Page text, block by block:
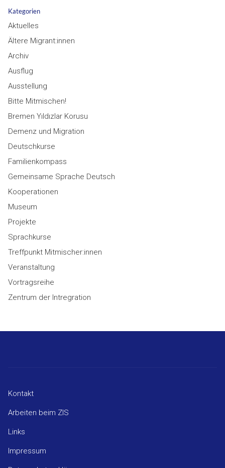
Kategorien
Aktuelles
Ältere Migrant:innen
Archiv
Ausflug
Ausstellung
Bitte Mitmischen!
Bremen Yıldızlar Korusu
Demenz und Migration
Deutschkurse
Familienkompass
Gemeinsame Sprache Deutsch
Kooperationen
Museum
Projekte
Sprachkurse
Treffpunkt Mitmischer:innen
Veranstaltung
Vortragsreihe
Zentrum der Intregration
Kontakt
Arbeiten beim ZIS
Links
Impressum